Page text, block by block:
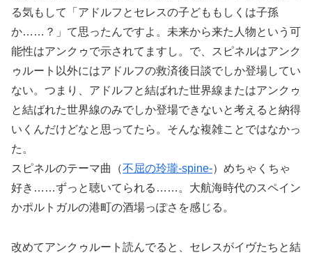
る気もして「アドルフとセレスの子どももしくは子孫
か……？」て思ったんですよ。未来から来た人物という可
能性はアンクゥで示されてますし。で、スピネルはアンク
ゥルート以外にはアドルフの救済後日談でしか登場してい
ない。つまり、アドルフと結ばれた世界線またはアンクゥ
と結ばれた世界線のみでしか登場できないと考えると納得
いくんだけどなと思ってたら。そんな複雑ことではなかっ
た。
スピネルのテーマ曲（不屈の玲瓏-spine-）めちゃくちゃ
好き……ずっと聴いてられる……。大航海時代のスペイン
かポルトガルの港町の酒場っぽさを感じる。
改めてアンクゥルート読んでると、セレスがイヴたちと結